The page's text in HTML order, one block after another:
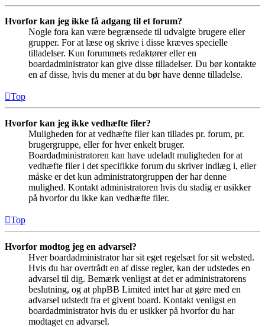
Hvorfor kan jeg ikke få adgang til et forum?
Nogle fora kan være begrænsede til udvalgte brugere eller
grupper. For at læse og skrive i disse kræves specielle
tilladelser. Kun forummets redaktører eller en
boardadministrator kan give disse tilladelser. Du bør kontakte
en af disse, hvis du mener at du bør have denne tilladelse.
Top
Hvorfor kan jeg ikke vedhæfte filer?
Muligheden for at vedhæfte filer kan tillades pr. forum, pr.
brugergruppe, eller for hver enkelt bruger.
Boardadministratoren kan have udeladt muligheden for at
vedhæfte filer i det specifikke forum du skriver indlæg i, eller
måske er det kun administratorgruppen der har denne
mulighed. Kontakt administratoren hvis du stadig er usikker
på hvorfor du ikke kan vedhæfte filer.
Top
Hvorfor modtog jeg en advarsel?
Hver boardadministrator har sit eget regelsæt for sit websted.
Hvis du har overtrådt en af disse regler, kan der udstedes en
advarsel til dig. Bemærk venligst at det er administratorens
beslutning, og at phpBB Limited intet har at gøre med en
advarsel udstedt fra et givent board. Kontakt venligst en
boardadministrator hvis du er usikker på hvorfor du har
modtaget en advarsel.